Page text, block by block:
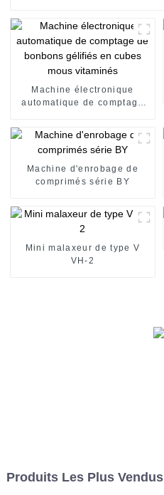
Machine électronique
automatique de comptage
Machine d'enrobage de
comprimés série BY
Mini malaxeur de type V
VH-2
Produits Les Plus Vendus